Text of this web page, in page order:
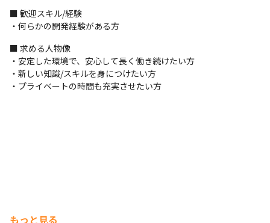
組みがあります。
（2）技術者組織
各拠点にエンジニア組織があり、技術的な相談窓口や、エンジニ
ア視点の意見をもらえる環境です。
（3）充実の研修制度
eラーニングを無料で利用でき、あなたの目標に応じた学習を自身
■ 歓迎スキル/経験
・何らかの開発経験がある方
■ 求める人物像
・安定した環境で、安心して長く働き続けたい方
・新しい知識/スキルを身につけたい方
・プライベートの時間も充実させたい方
もっと見る